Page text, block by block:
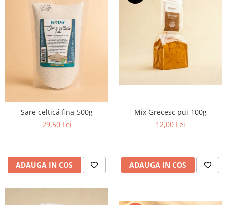
Sare celtică fina 500g
29,50 Lei
ADAUGA IN COS
Mix Grecesc pui 100g
12,00 Lei
ADAUGA IN COS